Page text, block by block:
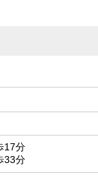
17分
33分